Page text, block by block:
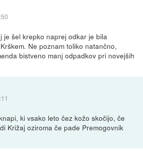
je šel krepko naprej odkar je bila
Ne poznam toliko natančno,
bistveno manj odpadkov pri novejših
ki vsako leto čez kožo skočijo, če
Križaj oziroma če pade Premogovnik